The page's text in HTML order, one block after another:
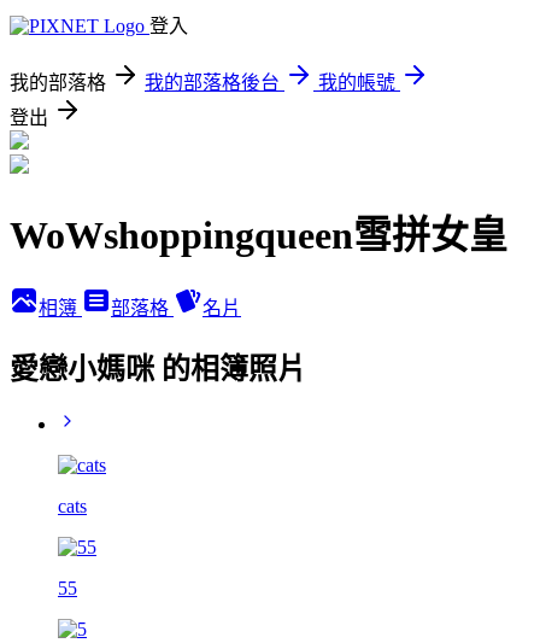
登入
我的部落格 我的部落格後台
我的帳號
登出
WoWshoppingqueen雪拼女皇
相簿 部落格 名片
愛戀小媽咪 的相簿照片
cats
55